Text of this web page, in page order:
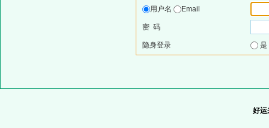
用户名
Email
密 码
隐身登录
好